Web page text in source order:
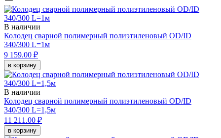
В наличии
Колодец сварной полимерный полиэтиленовый OD/ID
340/300 L=1м
9 159.00 ₽
в корзину
В наличии
Колодец сварной полимерный полиэтиленовый OD/ID
340/300 L=1,5м
11 211.00 ₽
в корзину